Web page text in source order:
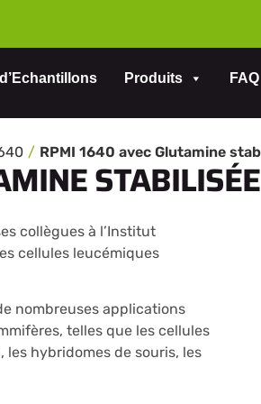
Produits FAQ
STABILISÉE
collègues à l’Institut
cellules leucémiques
nombreuses applications
telles que les cellules
hybridomes de souris, les